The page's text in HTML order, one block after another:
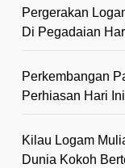
Pergerakan
Di Pegadaian
Perkembangan
Perhiasan Hari
Kilau Logam
Dunia Kokoh